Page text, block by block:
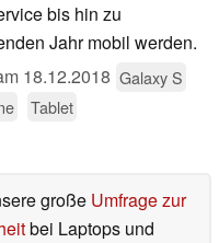
bis hin zu
Jahr mobil werden.
18.12.2018 Galaxy S
Tablet
große Umfrage zur
bei Laptops und